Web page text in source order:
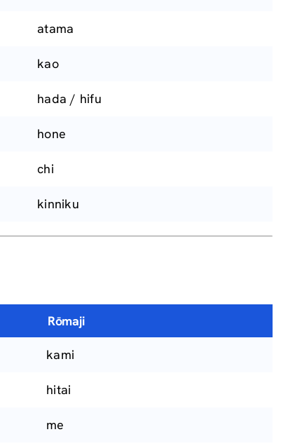
atama
kao
hada / hifu
hone
chi
kinniku
Rōmaji
kami
hitai
me